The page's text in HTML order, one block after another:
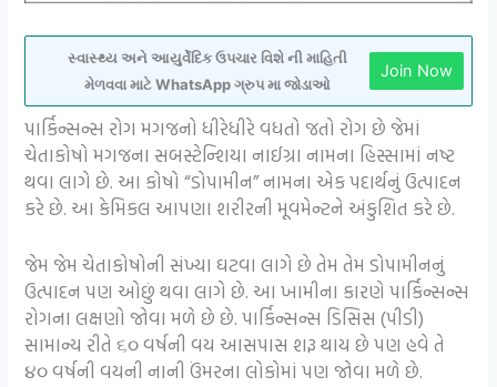
સ્વાસ્થ્ય અને આયુર્વેદિક ઉપચાર વિશે ની માહિતી
મેળવવા માટે WhatsApp ગ્રુપ મા જોડાઓ
Join Now
પાર્કિન્સન્સ રોગ મગજનો ધીરેધીરે વધતો જતો રોગ છે જેમાં
ચેતાકોષો મગજના સબસ્ટેન્શિયા નાઈગ્રા નામના હિસ્સામાં નષ્ટ
થવા લાગે છે. આ કોષો “ડોપામીન” નામના એક પદાર્થનું ઉત્પાદન
કરે છે. આ કેમિકલ આપણા શરીરની મૂવમેન્ટને અંકુશિત કરે છે.
જેમ જેમ ચેતાકોષોની સંખ્યા ઘટવા લાગે છે તેમ તેમ ડોપામીનનું
ઉત્પાદન પણ ઓછું થવા લાગે છે. આ ખામીના કારણે પાર્કિન્સન્સ
રોગના લક્ષણો જોવા મળે છે છે. પાર્કિન્સન્સ ડિસિસ (પીડી)
સામાન્ય રીતે ૬૦ વર્ષની વય આસપાસ શરૂ થાય છે પણ હવે તે
૪૦ વર્ષની વયની નાની ઉંમરના લોકોમાં પણ જોવા મળે છે.